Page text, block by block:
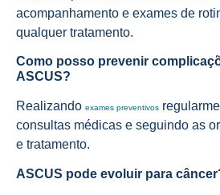
acompanhamento e exames de
qualquer tratamento.
Como posso prevenir
ASCUS?
Realizando exames preventivos
consultas médicas e seguindo as
e tratamento.
ASCUS pode evoluir para